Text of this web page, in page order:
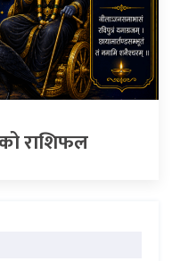
राशिफल